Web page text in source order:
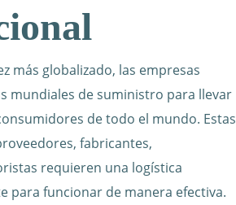
más globalizado, las empresas
mundiales de suministro para llevar
de todo el mundo. Estas
fabricantes,
requieren una logística
para funcionar de manera efectiva.